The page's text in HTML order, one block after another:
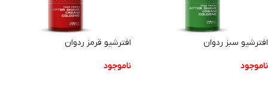
افترشیو سبز ردوان
ناموجود
افترشیو قرمز ردوان
ناموجود